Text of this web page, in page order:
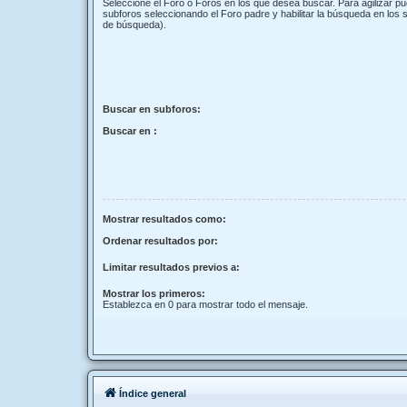
Seleccione el Foro o Foros en los que desea buscar. Para agilizar
subforos seleccionando el Foro padre y habilitar la búsqueda en los
de búsqueda).
Buscar en subforos:
Buscar en :
Mostrar resultados como:
Ordenar resultados por:
Limitar resultados previos a:
Mostrar los primeros:
Establezca en 0 para mostrar todo el mensaje.
Índice general